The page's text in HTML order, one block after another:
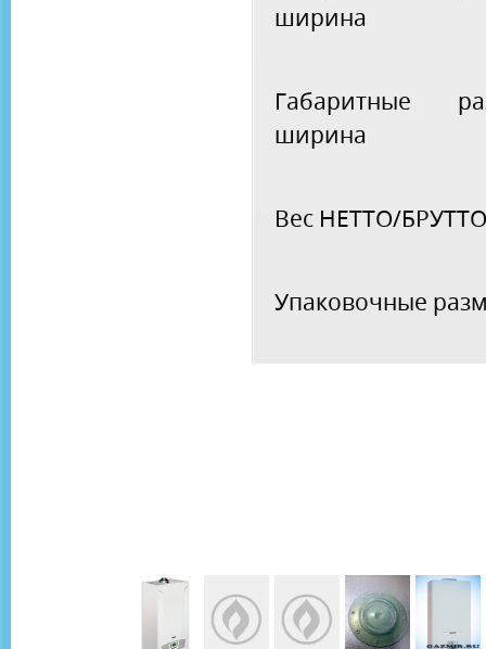
ширина
Габаритные
ширина
Вес НЕТТО/БРУТТО
Упаковочные